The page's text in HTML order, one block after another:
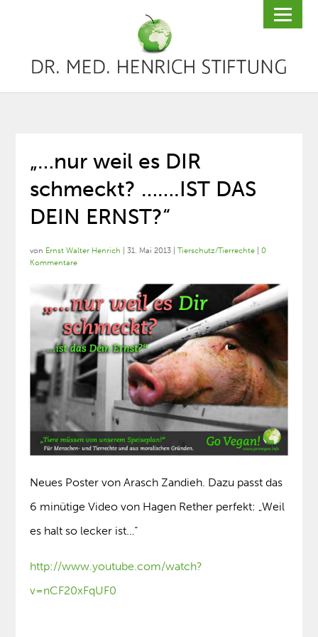
„…nur weil es DIR
schmeckt? …….IST DAS
DEIN ERNST?“
von Ernst Walter Henrich |31. Mai 2013 |Tierschutz/Tierrechte |0
Kommentare
Neues Poster von Arasch Zandieh. Dazu passt das
6 minütige Video von Hagen Rether perfekt: „Weil
es halt so lecker ist…“
http://www.youtube.com/watch?
v=nCF20xFqUF0